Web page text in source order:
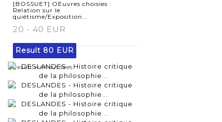
[BOSSUET] OEuvres choisies :
Relation sur le
quiétisme/Exposition...
20 - 40 EUR
Result 80 EUR
Result without fees